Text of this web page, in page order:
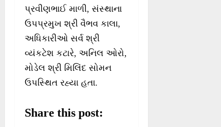
પ્રવીણભાઈ માળી, સંસ્થાના
ઉપપ્રમુખ શ્રી વૈભવ કાલા,
અધિકારીઓ સર્વ શ્રી
વ્યંકટેશ કટારે, અનિલ ઓરો,
મોડેલ શ્રી મિલિંદ સોમન
ઉપસ્થિત રહ્યા હતા.
Share this post: